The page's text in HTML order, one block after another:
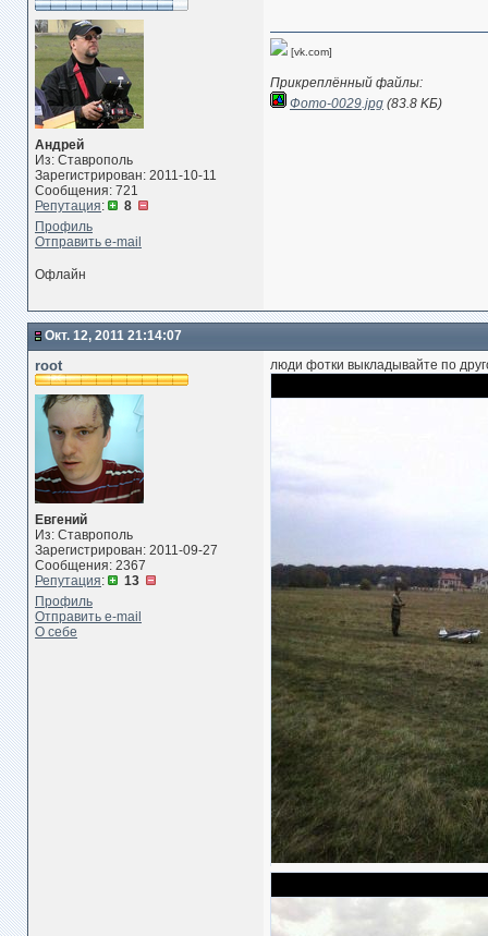
Андрей
Из: Ставрополь
Зарегистрирован: 2011-10-11
Сообщения: 721
Репутация:
8
Профиль
Отправить e-mail
[vk.com]
Прикреплённый файлы:
Фото-0029.jpg (83.8 KБ)
Офлайн
Окт. 12, 2011 21:14:07
root
Евгений
Из: Ставрополь
Зарегистрирован: 2011-09-27
Сообщения: 2367
Репутация:
13
Профиль
Отправить e-mail
О себе
люди фотки выкладывайте по